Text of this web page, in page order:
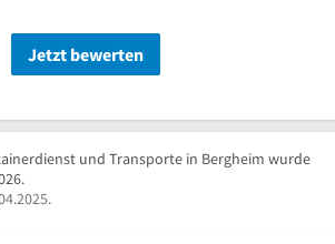
Jetzt bewerten
und Transporte in Bergheim wurde